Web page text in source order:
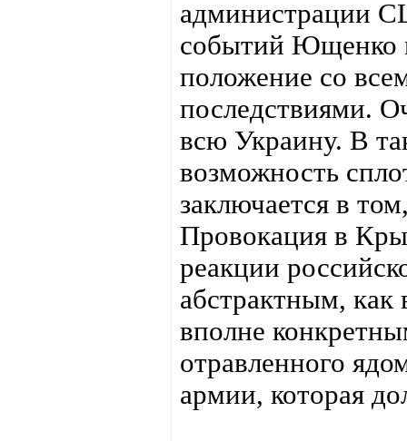
администрации
событий Ющенко
положение со
последствиями.
всю Украину. В
возможность
заключается в
Провокация в
реакции
абстрактным, как
вполне
отравленного
армии, которая